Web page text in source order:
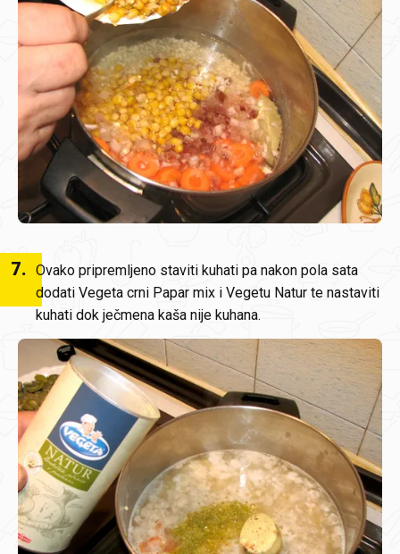
7. Ovako pripremljeno staviti kuhati pa nakon pola sata
dodati Vegeta crni Papar mix i Vegetu Natur te nastaviti
kuhati dok ječmena kaša nije kuhana.